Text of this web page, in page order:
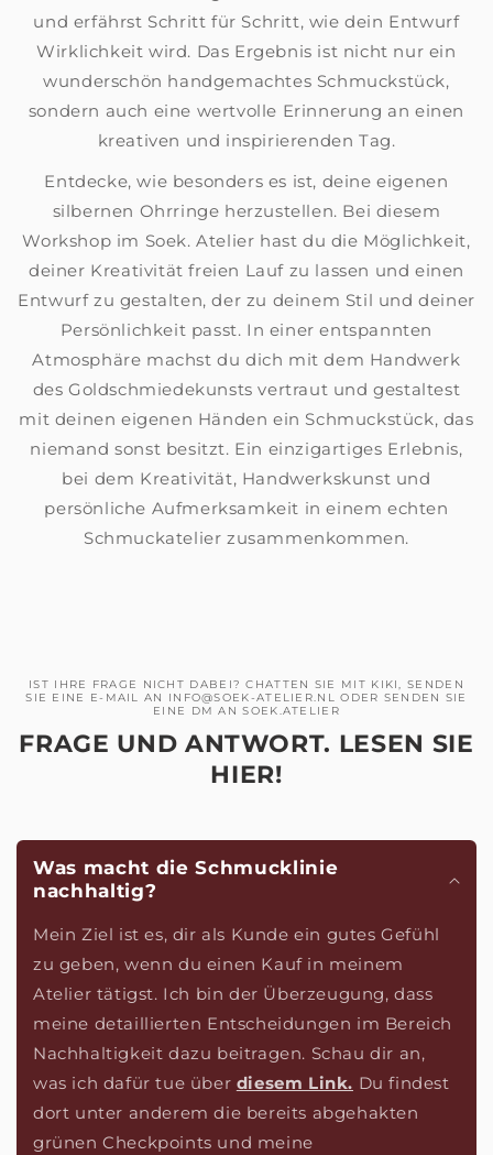
und erfährst Schritt für Schritt, wie dein Entwurf
Wirklichkeit wird. Das Ergebnis ist nicht nur ein
wunderschön handgemachtes Schmuckstück,
sondern auch eine wertvolle Erinnerung an einen
kreativen und inspirierenden Tag.
Entdecke, wie besonders es ist, deine eigenen
silbernen Ohrringe herzustellen. Bei diesem
Workshop im Soek. Atelier hast du die Möglichkeit,
deiner Kreativität freien Lauf zu lassen und einen
Entwurf zu gestalten, der zu deinem Stil und deiner
Persönlichkeit passt. In einer entspannten
Atmosphäre machst du dich mit dem Handwerk
des Goldschmiedekunsts vertraut und gestaltest
mit deinen eigenen Händen ein Schmuckstück, das
niemand sonst besitzt. Ein einzigartiges Erlebnis,
bei dem Kreativität, Handwerkskunst und
persönliche Aufmerksamkeit in einem echten
Schmuckatelier zusammenkommen.
IST IHRE FRAGE NICHT DABEI? CHATTEN SIE MIT KIKI, SENDEN
SIE EINE E-MAIL AN INFO@SOEK-ATELIER.NL ODER SENDEN SIE
EINE DM AN SOEK.ATELIER
FRAGE UND ANTWORT. LESEN SIE
HIER!
Was macht die Schmucklinie
nachhaltig?
Mein Ziel ist es, dir als Kunde ein gutes Gefühl
zu geben, wenn du einen Kauf in meinem
Atelier tätigst. Ich bin der Überzeugung, dass
meine detaillierten Entscheidungen im Bereich
Nachhaltigkeit dazu beitragen. Schau dir an,
was ich dafür tue über diesem Link. Du findest
dort unter anderem die bereits abgehakten
grünen Checkpoints und meine